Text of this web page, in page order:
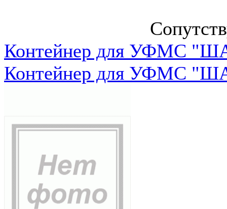
Контейнер для УФМС
Контейнер для УФМС